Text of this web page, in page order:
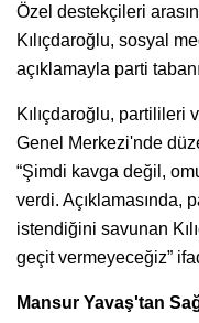
Özel destekçileri
Kılıçdaroğlu, sosyal
açıklamayla parti
Kılıçdaroğlu, partilileri
Genel Merkezi'nde
“Şimdi kavga değil,
verdi. Açıklamasında,
istendiğini savunan
geçit vermeyeceğiz”
Mansur Yavaş'tan